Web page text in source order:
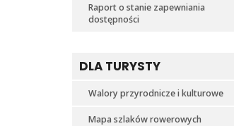
Raport o stanie zapewniania
dostępności
DLA TURYSTY
Walory przyrodnicze i kulturowe
Mapa szlaków rowerowych